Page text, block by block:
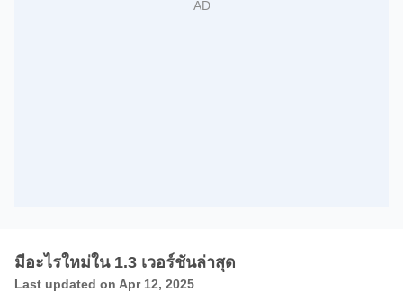
มีอะไรใหม่ใน 1.3 เวอร์ชันล่าสุด
Last updated on Apr 12, 2025